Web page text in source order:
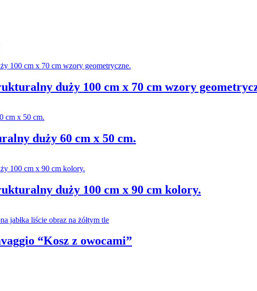
duży 100 cm x 70 cm wzory
duży 60 cm x 50 cm.
duży 100 cm x 90 cm kolory.
“Kosz z owocami”